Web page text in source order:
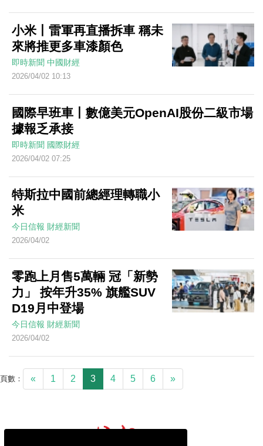
小米丨雷軍再直播拆車 稱未
來將推更多車漆顏色
即時新聞 中國財經
2026/04/02 10:13
國際早班車丨數億美元OpenAI股份二級市場
據報乏承接
即時新聞 國際財經
2026/04/02 07:25
特斯拉中國前總經理轉職小
米
今日信報 財經新聞
2026/04/02
零跑上月售5萬輛 冠「新勢
力」 按年升35% 旗艦SUV
D19月中登場
今日信報 財經新聞
2026/04/02
頁數： « 1 2 3 4 5 6 »